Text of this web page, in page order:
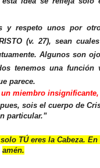
y respeto unos por
(v. 27), sean
Algunos son
tenemos una función
parece.
miembro insignificante,
sois el cuerpo de
particular.”
TÚ eres la Cabeza.
amén.